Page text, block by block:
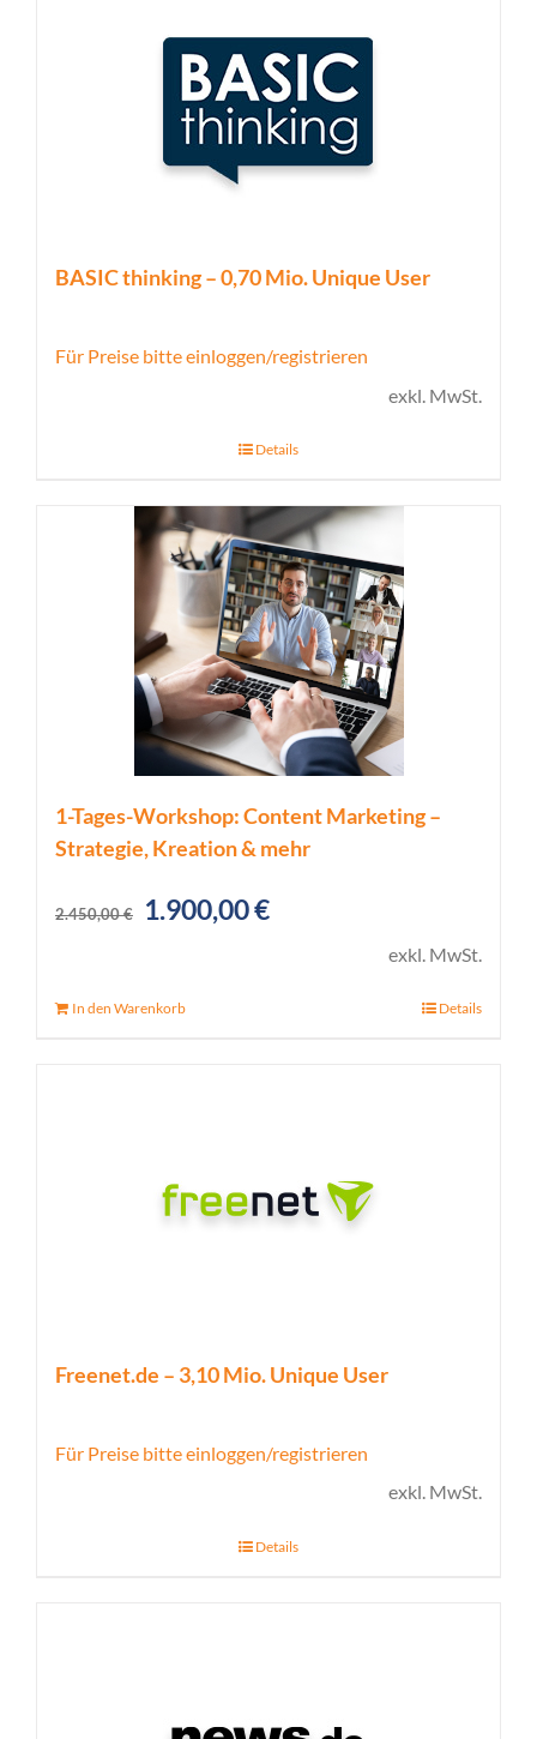
BASIC thinking – 0,70 Mio. Unique User
Für Preise bitte einloggen/registrieren
exkl. MwSt.
Details
1-Tages-Workshop: Content Marketing –
Strategie, Kreation & mehr
2.450,00€
Ursprünglicher
1.900,00€Aktueller
exkl. MwSt.
In den Warenkorb Details
Freenet.de – 3,10 Mio. Unique User
Für Preise bitte einloggen/registrieren
exkl. MwSt.
Details